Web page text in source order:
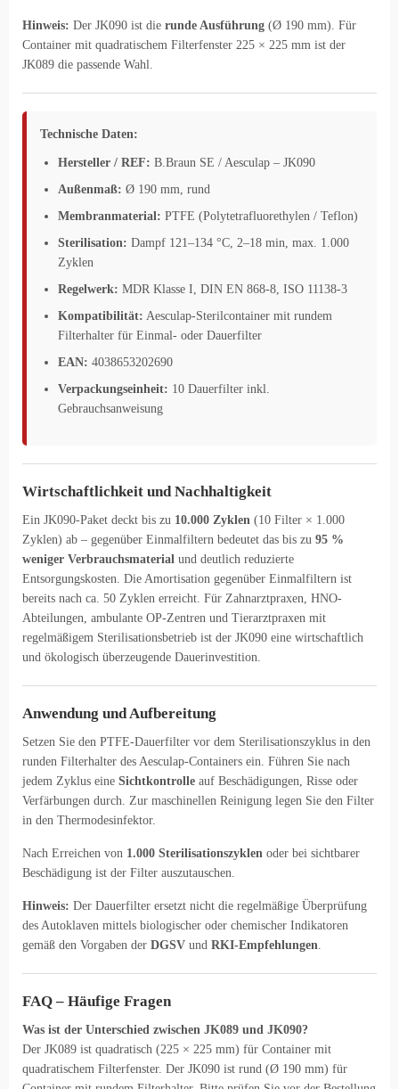
Hinweis: Der JK090 ist die runde Ausführung (Ø 190 mm). Für
Container mit quadratischem Filterfenster 225 × 225 mm ist der
JK089 die passende Wahl.
Technische Daten:
Hersteller / REF: B.Braun SE / Aesculap – JK090
Außenmaß: Ø 190 mm, rund
Membranmaterial: PTFE (Polytetrafluorethylen / Teflon)
Sterilisation: Dampf 121–134 °C, 2–18 min, max. 1.000
Zyklen
Regelwerk: MDR Klasse I, DIN EN 868-8, ISO 11138-3
Kompatibilität: Aesculap-Sterilcontainer mit rundem
Filterhalter für Einmal- oder Dauerfilter
EAN: 4038653202690
Verpackungseinheit: 10 Dauerfilter inkl.
Gebrauchsanweisung
Wirtschaftlichkeit und Nachhaltigkeit
Ein JK090-Paket deckt bis zu 10.000 Zyklen (10 Filter × 1.000
Zyklen) ab – gegenüber Einmalfiltern bedeutet das bis zu 95 %
weniger Verbrauchsmaterial und deutlich reduzierte
Entsorgungskosten. Die Amortisation gegenüber Einmalfiltern ist
bereits nach ca. 50 Zyklen erreicht. Für Zahnarztpraxen, HNO-
Abteilungen, ambulante OP-Zentren und Tierarztpraxen mit
regelmäßigem Sterilisationsbetrieb ist der JK090 eine wirtschaftlich
und ökologisch überzeugende Dauerinvestition.
Anwendung und Aufbereitung
Setzen Sie den PTFE-Dauerfilter vor dem Sterilisationszyklus in den
runden Filterhalter des Aesculap-Containers ein. Führen Sie nach
jedem Zyklus eine Sichtkontrolle auf Beschädigungen, Risse oder
Verfärbungen durch. Zur maschinellen Reinigung legen Sie den Filter
in den Thermodesinfektor.
Nach Erreichen von 1.000 Sterilisationszyklen oder bei sichtbarer
Beschädigung ist der Filter auszutauschen.
Hinweis: Der Dauerfilter ersetzt nicht die regelmäßige Überprüfung
des Autoklaven mittels biologischer oder chemischer Indikatoren
gemäß den Vorgaben der DGSV und RKI-Empfehlungen
FAQ – Häufige Fragen
Was ist der Unterschied zwischen JK089 und JK090?
Der JK089 ist quadratisch (225 × 225 mm) für Container mit
quadratischem Filterfenster. Der JK090 ist rund (Ø 190 mm) für